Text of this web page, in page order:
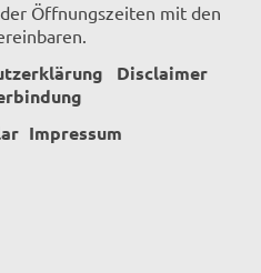
Öffnungszeiten mit den
Disclaimer
Impressum